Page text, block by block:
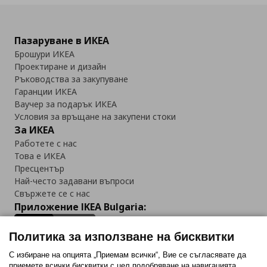
Пазаруване в ИКЕА
Брошури ИКЕА
Проектиране и дизайн
Ръководства за закупуване
Гаранции ИКЕА
Ваучер за подарък ИКЕА
Условия за връщане на закупени стоки
За ИКЕА
Работете с нас
Това е ИКЕА
Пресцентър
Най-често задавани въпроси
Свържете се с нас
Приложение IKEA Bulgaria:
Политика за използване на бисквитки
С избиране на опцията „Приемам всички“, Вие се съгласявате да